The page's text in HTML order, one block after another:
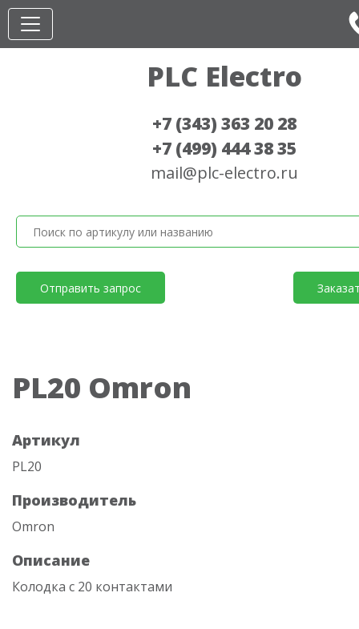
PLC Electro
+7 (343) 363 20 28
+7 (499) 444 38 35
mail@plc-electro.ru
Отправить запрос
PL20 Omron
Артикул
PL20
Производитель
Omron
Описание
Колодка с 20 контактами